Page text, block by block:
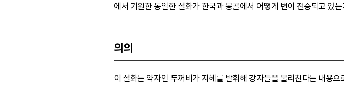
에서 기원한 동일한 설화가 한국과 몽골에서 어떻게 변이 전승되고 있
의의
이 설화는 약자인 두꺼비가 지혜를 발휘해 강자들을 물리친다는 내용